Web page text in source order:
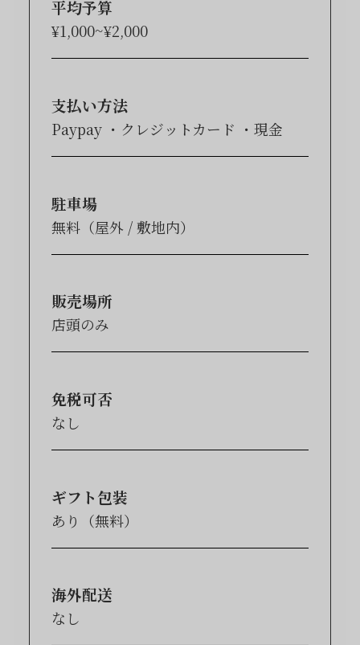
平均予算
¥1,000~¥2,000
支払い方法
Paypay クレジットカード 現金
駐車場
無料（屋外 / 敷地内）
販売場所
店頭のみ
免税可否
なし
ギフト包装
あり（無料）
海外配送
なし